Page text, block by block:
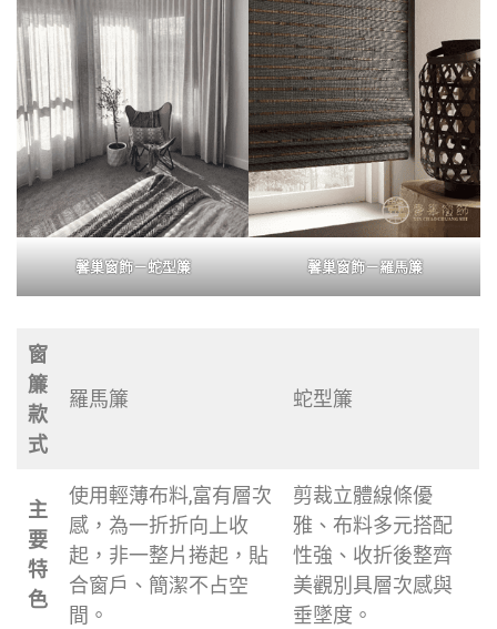
馨巢窗飾－蛇型簾 馨巢窗飾－羅馬簾
窗
簾
款
式
羅馬簾 蛇型簾
主
要
特
色
使用輕薄布料,富有層次
感，為一折折向上收
起，非一整片捲起，貼
合窗戶、簡潔不占空
間。
剪裁立體線條優
雅、布料多元搭配
性強、收折後整齊
美觀別具層次感與
垂墜度。